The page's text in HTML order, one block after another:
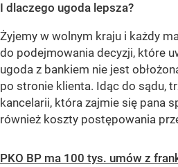
I dlaczego ugoda lepsza?
Żyjemy w wolnym kraju i każdy
do podejmowania decyzji, które
ugoda z bankiem nie jest
po stronie klienta. Idąc do sądu,
kancelarii, która zajmie się pana
również koszty postępowania
PKO BP ma 100 tys. umów z